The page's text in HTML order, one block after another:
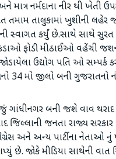
માત્ર નર્મદાના નીર થી
તમામ તાલુકામાં ખુશીની લહેર
સ્વાગત કર્યું છે.સાથે સાથે
ફોડી મીઠાઈઓ વહેંચી
જોડાયેલા ઉદ્યોગ પતિ ઓ
34 મો જીલો બની ગુજરાતનો
ગાંધીનગર બની જશે વાવ થરાદ
જિલ્લાની જનતા રાજ્ય
અને અન્ય પાર્ટીના નેતાઓ
છે. જોકે મીડિયા સાથેની